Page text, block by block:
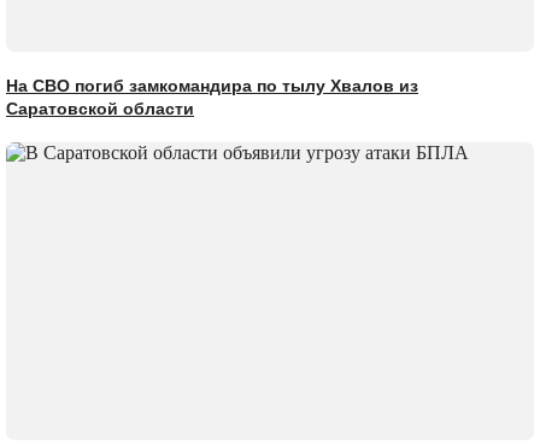
На СВО погиб замкомандира по тылу Хвалов из
Саратовской области